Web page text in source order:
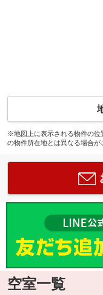
※地図上に表示される物件の位
の物件所在地とは異なる場合が
空室一覧